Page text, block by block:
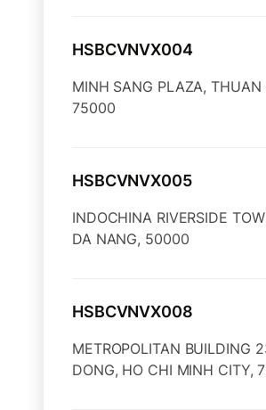
HSBCVNVX004
MINH SANG PLAZA, THUAN
75000
HSBCVNVX005
INDOCHINA RIVERSIDE
DA NANG, 50000
HSBCVNVX008
METROPOLITAN BUILDING
DONG, HO CHI MINH CITY,